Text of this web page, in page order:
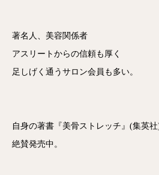
著名人、美容関係者
アスリートからの信頼も厚く
足しげく通うサロン会員も多い。
自身の著書『美骨ストレッチ』(集英社
絶賛発売中。